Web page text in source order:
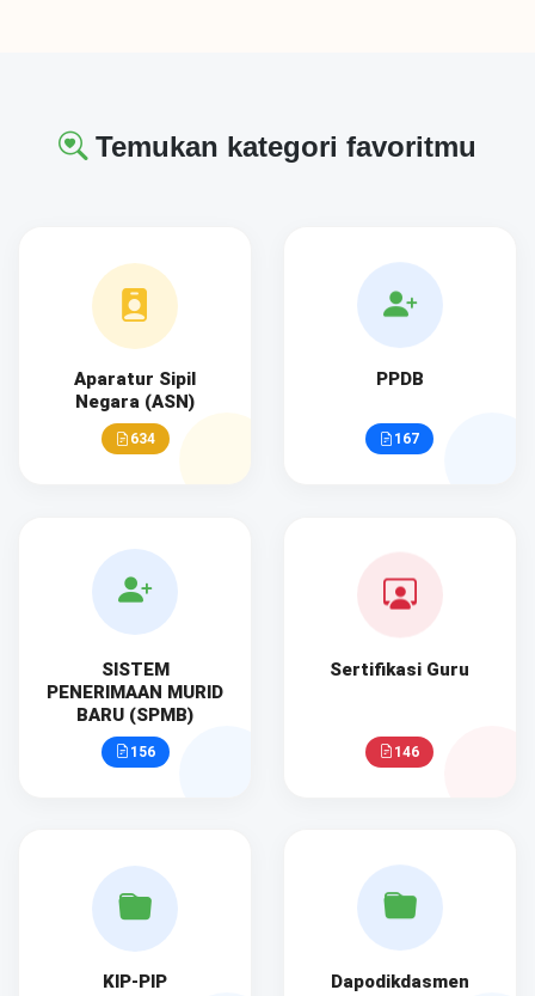
Temukan kategori favoritmu
Aparatur Sipil
Negara (ASN)
634
PPDB
167
SISTEM
PENERIMAAN MURID
BARU (SPMB)
156
Sertifikasi Guru
146
KIP-PIP Dapodikdasmen